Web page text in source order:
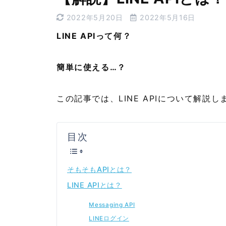
2022年5月20日 2022年5月16日
LINE APIって何？
簡単に使える…？
この記事では、LINE APIについて解説し
目次
そもそもAPIとは？
LINE APIとは？
Messaging API
LINEログイン